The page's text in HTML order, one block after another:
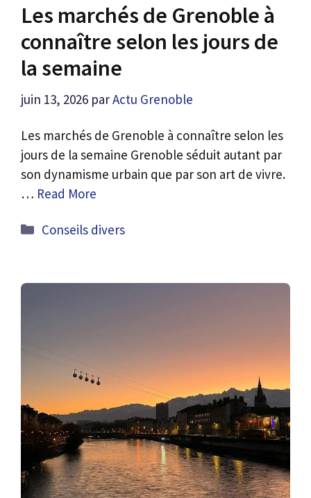
Les marchés de Grenoble à
connaître selon les jours de
la semaine
juin 13, 2026 parActu Grenoble
Les marchés de Grenoble à connaître selon les
jours de la semaine Grenoble séduit autant par
son dynamisme urbain que par son art de vivre.
… Read More
Catégories
Conseils divers